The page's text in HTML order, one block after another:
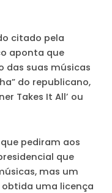
citado pela
aponta que
das suas músicas
do republicano,
Takes It All’ ou
pediram aos
que
mas um
uma licença